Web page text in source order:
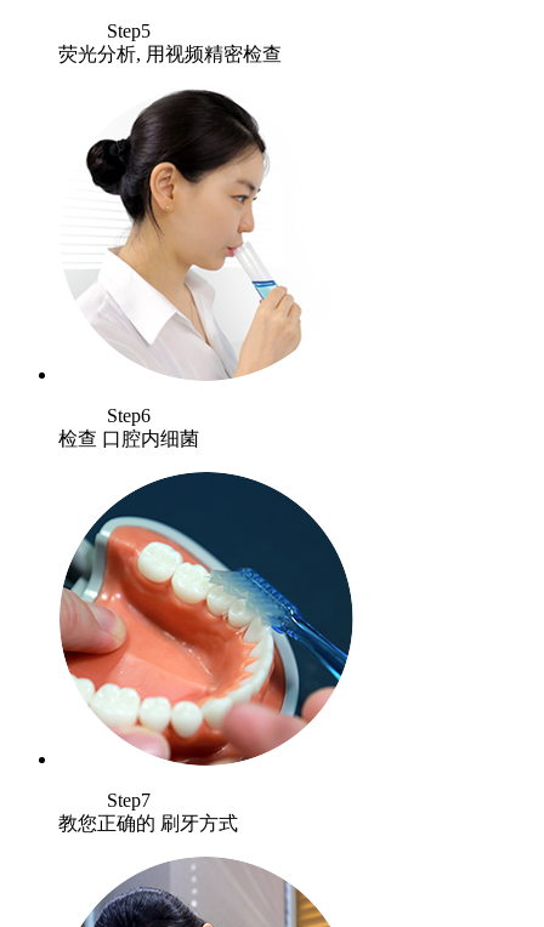
Step5
荧光分析, 用视频精密检查
Step6
检查 口腔内细菌
Step7
教您正确的 刷牙方式